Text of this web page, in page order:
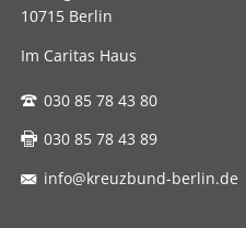
10715 Berlin
Im Caritas Haus
030 85 78 43 80
030 85 78 43 89
info@kreuzbund-berlin.de